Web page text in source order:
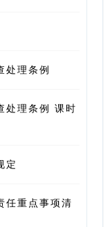
处理条例
处理条例 课时
定
任重点事项清